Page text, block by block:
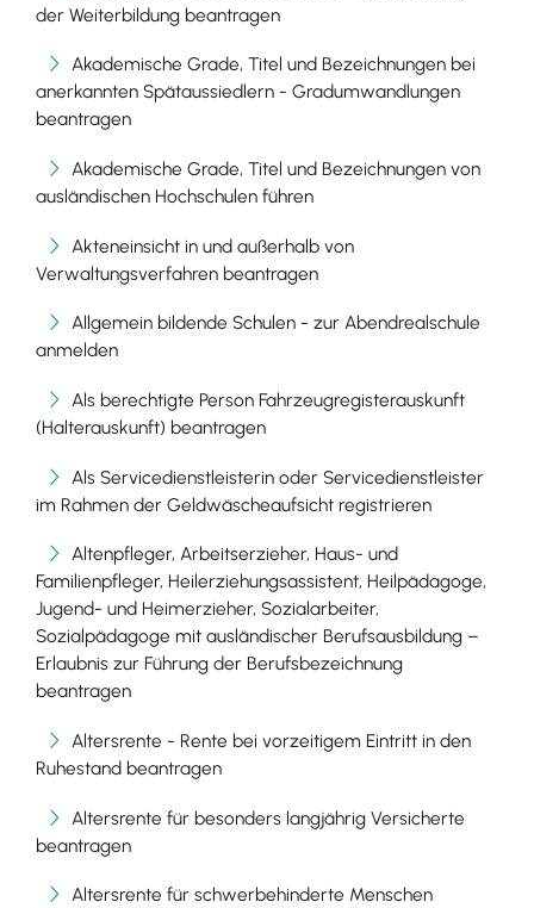
der Weiterbildung beantragen
Akademische Grade, Titel und Bezeichnungen bei
anerkannten Spätaussiedlern - Gradumwandlungen
beantragen
Akademische Grade, Titel und Bezeichnungen von
ausländischen Hochschulen führen
Akteneinsicht in und außerhalb von
Verwaltungsverfahren beantragen
Allgemein bildende Schulen - zur Abendrealschule
anmelden
Als berechtigte Person Fahrzeugregisterauskunft
(Halterauskunft) beantragen
Als Servicedienstleisterin oder Servicedienstleister
im Rahmen der Geldwäscheaufsicht registrieren
Altenpfleger, Arbeitserzieher, Haus- und
Familienpfleger, Heilerziehungsassistent, Heilpädagoge,
Jugend- und Heimerzieher, Sozialarbeiter,
Sozialpädagoge mit ausländischer Berufsausbildung –
Erlaubnis zur Führung der Berufsbezeichnung
beantragen
Altersrente - Rente bei vorzeitigem Eintritt in den
Ruhestand beantragen
Altersrente für besonders langjährig Versicherte
beantragen
Altersrente für schwerbehinderte Menschen